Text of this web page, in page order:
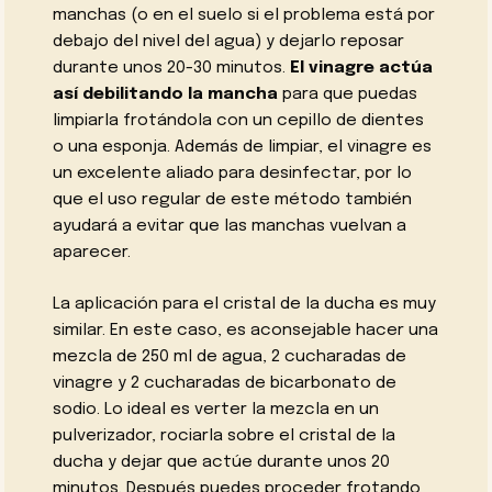
manchas (o en el suelo si el problema está por
debajo del nivel del agua) y dejarlo reposar
durante unos 20-30 minutos. El vinagre actúa
así debilitando la mancha para que puedas
limpiarla frotándola con un cepillo de dientes
o una esponja. Además de limpiar, el vinagre es
un excelente aliado para desinfectar, por lo
que el uso regular de este método también
ayudará a evitar que las manchas vuelvan a
aparecer.
La aplicación para el cristal de la ducha es muy
similar. En este caso, es aconsejable hacer una
mezcla de 250 ml de agua, 2 cucharadas de
vinagre y 2 cucharadas de bicarbonato de
sodio. Lo ideal es verter la mezcla en un
pulverizador, rociarla sobre el cristal de la
ducha y dejar que actúe durante unos 20